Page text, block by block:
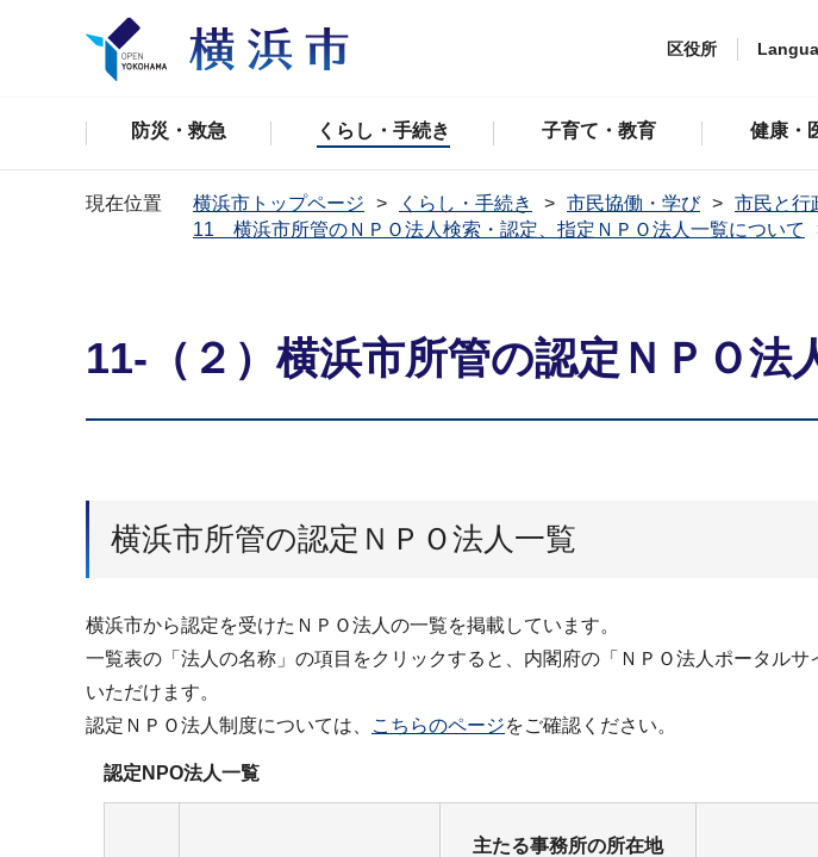
区役所
防災・救急 くらし・手続き 子育て・教育 健康・
現在位置 横浜市トップページ くらし・手続き 市民協働・学び 市民と行
11 横浜市所管のＮＰＯ法人検索・認定、指定ＮＰＯ法人一覧について
11-（２）横浜市所管の認定ＮＰＯ法
横浜市所管の認定ＮＰＯ法人一覧
横浜市から認定を受けたＮＰＯ法人の一覧を掲載しています。
一覧表の「法人の名称」の項目をクリックすると、内閣府の「ＮＰＯ法人ポータル
いただけます。
認定ＮＰＯ法人制度については、
こちらのページをご確認ください。
認定NPO法人一覧
主たる事務所の所在地